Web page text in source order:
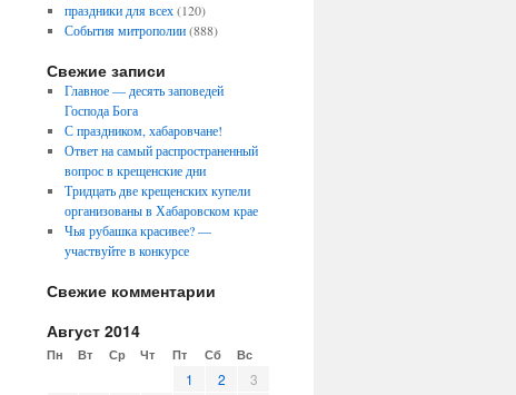
праздники для всех(120)
События митрополии(888)
Свежие записи
Главное — десять заповедей
Господа Бога
С праздником, хабаровчане!
Ответ на самый распространенный
вопрос в крещенские дни
Тридцать две крещенских купели
организованы в Хабаровском крае
Чья рубашка красивее? —
участвуйте в конкурсе
Свежие комментарии
Август 2014
Пн Вт Ср Чт Пт Сб Вс
1 2
3